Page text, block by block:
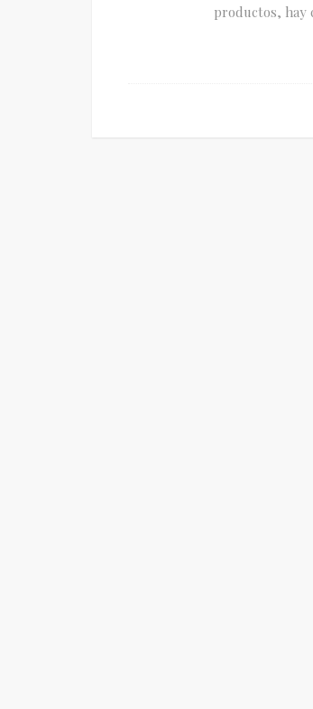
productos, hay